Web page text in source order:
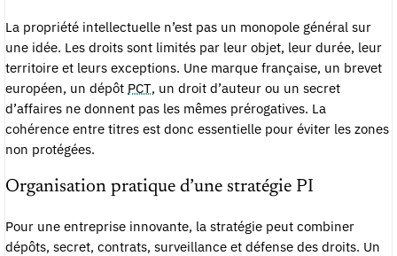
La propriété intellectuelle n’est pas un monopole général sur
une idée. Les droits sont limités par leur objet, leur durée, leur
territoire et leurs exceptions. Une marque française, un brevet
européen, un dépôt PCT, un droit d’auteur ou un secret
d’affaires ne donnent pas les mêmes prérogatives. La
cohérence entre titres est donc essentielle pour éviter les zones
non protégées.
Organisation pratique d’une stratégie PI
Pour une entreprise innovante, la stratégie peut combiner
dépôts, secret, contrats, surveillance et défense des droits. Un